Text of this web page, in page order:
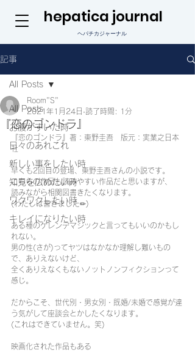
hepatica journal
ヘパチカジャーナル
記事
All Posts
お腹がすいた時
日々のあれこれ
新しい事をしたい時
知見を広めたい時
ワクワクしたい時
キレイになりたい時
All Posts
『恋のゴンドラ』
Room"S"
2021年1月24日 読了時間: 1分
『恋のゴンドラ』著：東野圭吾　版元：実業之日本
社
早くも2回目の登場、東野圭吾さんの小説です。
こちらの作品も読みやすい作品だと思いますが、
読みながら相関図書きたくなります。
(わたしは書きました✏︎)
ある種のゲレンデマジックと言ってもいいのかもし
れない。
男の性(さが)ってヤツはなかなか理解し難いもの
で、ありえないけど、
全くありえなくもないノットノンフィクションって
感じ。
だからこそ、世代別・男女別・既婚/未婚で感覚が違
う気がして座談会とかしたくなります。
(これはできていません。笑)
映画化された作品もある